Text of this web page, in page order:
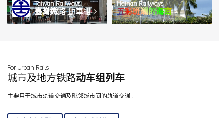
Taiwan Railways
臺灣鐵路動車組
图 / wmteng
Hainan Railways
五彩斑斓的海南
For Urban Rails
城市及地方铁路动车组列车
主要用于城市轨道交通及毗邻城市间的轨道交通。